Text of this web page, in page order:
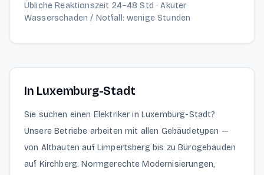
Übliche Reaktionszeit 24–48 Std · Akuter
Wasserschaden / Notfall: wenige Stunden
In Luxemburg-Stadt
Sie suchen einen Elektriker in Luxemburg-Stadt?
Unsere Betriebe arbeiten mit allen Gebäudetypen —
von Altbauten auf Limpertsberg bis zu Bürogebäuden
auf Kirchberg. Normgerechte Modernisierungen,